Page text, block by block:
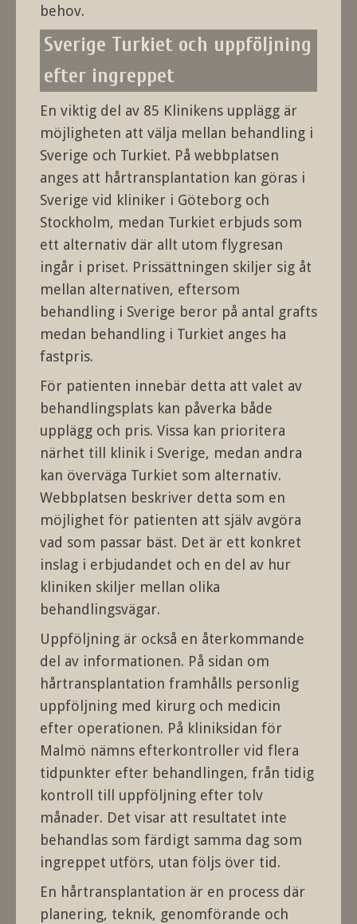
behov.
Sverige Turkiet och uppföljning
efter ingreppet
En viktig del av 85 Klinikens upplägg är
möjligheten att välja mellan behandling i
Sverige och Turkiet. På webbplatsen
anges att hårtransplantation kan göras i
Sverige vid kliniker i Göteborg och
Stockholm, medan Turkiet erbjuds som
ett alternativ där allt utom flygresan
ingår i priset. Prissättningen skiljer sig åt
mellan alternativen, eftersom
behandling i Sverige beror på antal grafts
medan behandling i Turkiet anges ha
fastpris.
För patienten innebär detta att valet av
behandlingsplats kan påverka både
upplägg och pris. Vissa kan prioritera
närhet till klinik i Sverige, medan andra
kan överväga Turkiet som alternativ.
Webbplatsen beskriver detta som en
möjlighet för patienten att själv avgöra
vad som passar bäst. Det är ett konkret
inslag i erbjudandet och en del av hur
kliniken skiljer mellan olika
behandlingsvägar.
Uppföljning är också en återkommande
del av informationen. På sidan om
hårtransplantation framhålls personlig
uppföljning med kirurg och medicin
efter operationen. På kliniksidan för
Malmö nämns efterkontroller vid flera
tidpunkter efter behandlingen, från tidig
kontroll till uppföljning efter tolv
månader. Det visar att resultatet inte
behandlas som färdigt samma dag som
ingreppet utförs, utan följs över tid.
En hårtransplantation är en process där
planering, teknik, genomförande och